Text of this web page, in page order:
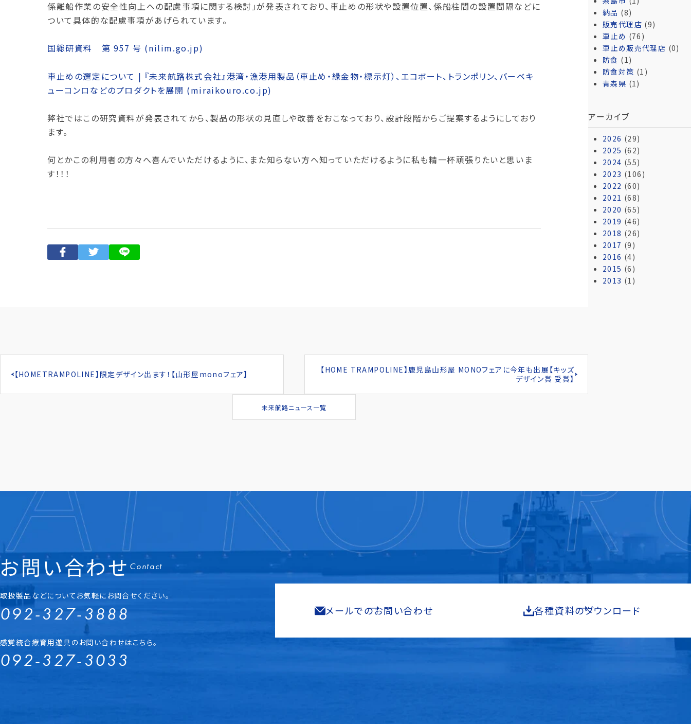
係離船作業の安全性向上への配慮事項に関する検討」が発表されており、車止めの形状や設置位置、係船柱間の設置間隔などに
ついて具体的な配慮事項があげられています。
国総研資料 第 957 号 (nilim.go.jp)
車止めの選定について | 『未来航路株式会社』港湾・漁港用製品（車止め・縁金物・標示灯）、エコボート、トランポリン、バーベキ
ューコンロなどのプロダクトを展開 (miraikouro.co.jp)
弊社ではこの研究資料が発表されてから、製品の形状の見直しや改善をおこなっており、設計段階からご提案するようにしており
ます。
何とかこの利用者の方々へ喜んでいただけるように、また知らない方へ知っていただけるように私も精一杯頑張りたいと思いま
す！！！
【HOMETRAMPOLINE】限定デザイン出ます！【山形屋monoフェア】
【HOME TRAMPOLINE】鹿児島山形屋 MONOフェアに今年も出展【キッズ
デザイン賞 受賞】
未来航路ニュース一覧
納品 (8)
販売代理店 (9)
車止め (76)
車止め販売代理店 (0)
防食 (1)
防食対策 (1)
青森県 (1)
アーカイブ
2026 (29)
2025 (62)
2024 (55)
2023 (106)
2022 (60)
2021 (68)
2020 (65)
2019 (46)
2018 (26)
2017 (9)
2016 (4)
2015 (6)
2013 (1)
お問い合わせ Contact
取扱製品などについてお気軽にお問合せください。
092-327-3888
感覚統合療育用遊具のお問い合わせはこちら。
092-327-3033
メールでのお問い合わせ 各種資料のダウンロード